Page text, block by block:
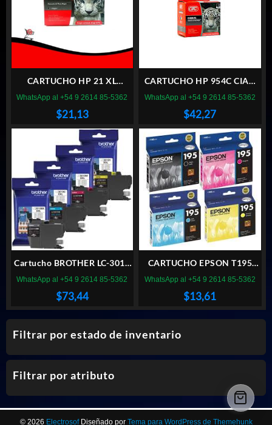
Filtrar por estado de inventario
Filtrar por atributo
CARTUCHO HP 21 XL
NEGRO GTC
$21,13
WhatsApp al +54 9 2614 85-5362
CARTUCHO HP 954C CIAN
GLC
$42,27
WhatsApp al +54 9 2614 85-5362
Cartucho BROTHER LC-3019
AMARILLO 1500pag
$73,44
WhatsApp al +54 9 2614 85-5362
CARTUCHO EPSON T195
AMARILLO (*)
$13,61
WhatsApp al +54 9 2614 85-5362
© 2026 Electrosof Diseñado por Tema para WordPress de Themehunk